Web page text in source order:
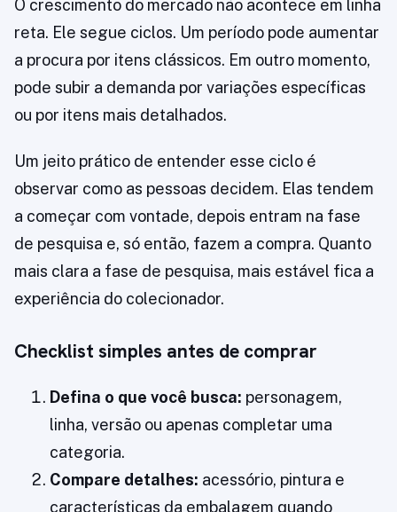
O crescimento do mercado não acontece em linha
reta. Ele segue ciclos. Um período pode aumentar
a procura por itens clássicos. Em outro momento,
pode subir a demanda por variações específicas
ou por itens mais detalhados.
Um jeito prático de entender esse ciclo é
observar como as pessoas decidem. Elas tendem
a começar com vontade, depois entram na fase
de pesquisa e, só então, fazem a compra. Quanto
mais clara a fase de pesquisa, mais estável fica a
experiência do colecionador.
Checklist simples antes de comprar
Defina o que você busca: personagem,
linha, versão ou apenas completar uma
categoria.
Compare detalhes: acessório, pintura e
características da embalagem quando